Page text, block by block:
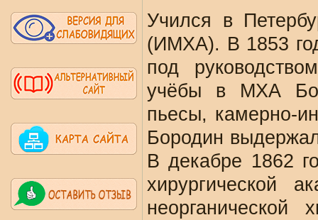
Учился в
(ИМХА). В 1853
под
учёбы в МХА
пьесы, камерно-
Бородин
В декабре 1862
хирургической